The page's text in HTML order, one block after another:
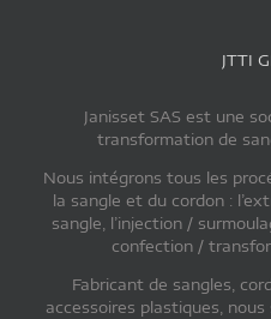
JTTI
Janisset SAS est une
transformation de
Nous intégrons tous les
la sangle et du cordon :
sangle, l’injection /
confection /
Fabricant de sangles,
accessoires plastiques,